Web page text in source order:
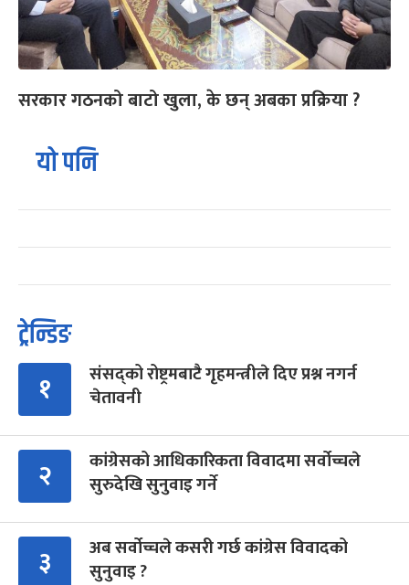
सरकार गठनको बाटो खुला, के छन् अबका प्रक्रिया ?
यो पनि
ट्रेन्डिङ
१
संसद्को रोष्ट्रमबाटै गृहमन्त्रीले दिए प्रश्न नगर्न
चेतावनी
२
कांग्रेसको आधिकारिकता विवादमा सर्वोच्चले
सुरुदेखि सुनुवाइ गर्ने
३
अब सर्वोच्चले कसरी गर्छ कांग्रेस विवादको
सुनुवाइ ?